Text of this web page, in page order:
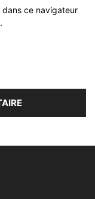
dans ce navigateur